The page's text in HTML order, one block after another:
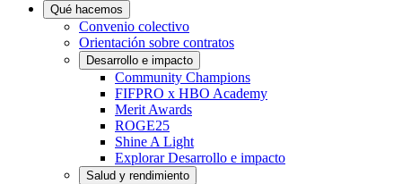
Qué hacemos
Convenio colectivo
Orientación sobre contratos
Desarrollo e impacto
Community Champions
FIFPRO x HBO Academy
Merit Awards
ROGE25
Shine A Light
Explorar Desarrollo e impacto
Salud y rendimiento